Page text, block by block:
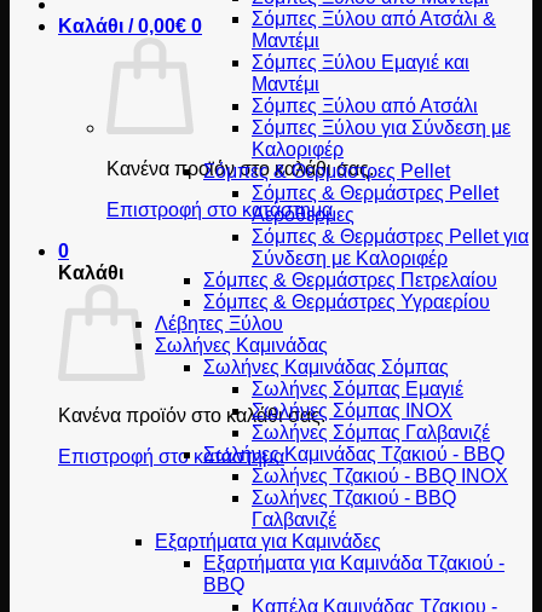
Καλάθι /0,00€ 0
Κανένα προϊόν στο καλάθι σας.
Επιστροφή στο κατάστημα
0
Καλάθι
Κανένα προϊόν στο καλάθι σας.
Επιστροφή στο κατάστημα
Σόμπες Ξύλου από Ατσάλι &
Μαντέμι
Σόμπες Ξύλου Εμαγιέ και
Μαντέμι
Σόμπες Ξύλου από Ατσάλι
Σόμπες Ξύλου για Σύνδεση με
Καλοριφέρ
Σόμπες & Θερμάστρες Pellet
Σόμπες & Θερμάστρες Pellet
Αερόθερμες
Σόμπες & Θερμάστρες Pellet για
Σύνδεση με Καλοριφέρ
Σόμπες & Θερμάστρες Πετρελαίου
Σόμπες & Θερμάστρες Υγραερίου
Λέβητες Ξύλου
Σωλήνες Καμινάδας
Σωλήνες Καμινάδας Σόμπας
Σωλήνες Σόμπας Εμαγιέ
Σωλήνες Σόμπας INOX
Σωλήνες Σόμπας Γαλβανιζέ
Σωλήνες Καμινάδας Τζακιού - BBQ
Σωλήνες Τζακιού - BBQ INOX
Σωλήνες Τζακιού - BBQ
Γαλβανιζέ
Εξαρτήματα για Καμινάδες
Εξαρτήματα για Καμινάδα Τζακιού -
BBQ
Καπέλα Καμινάδας Τζακιου -